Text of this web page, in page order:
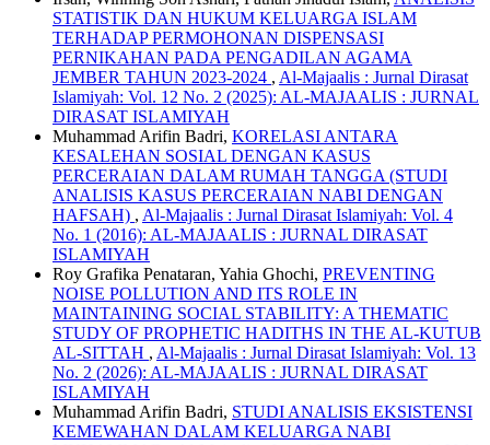
STATISTIK DAN HUKUM KELUARGA ISLAM
TERHADAP PERMOHONAN DISPENSASI
PERNIKAHAN PADA PENGADILAN AGAMA
JEMBER TAHUN 2023-2024 , Al-Majaalis : Jurnal Dirasat
Islamiyah: Vol. 12 No. 2 (2025): AL-MAJAALIS : JURNAL
DIRASAT ISLAMIYAH
Muhammad Arifin Badri, KORELASI ANTARA
KESALEHAN SOSIAL DENGAN KASUS
PERCERAIAN DALAM RUMAH TANGGA (STUDI
ANALISIS KASUS PERCERAIAN NABI DENGAN
HAFSAH) , Al-Majaalis : Jurnal Dirasat Islamiyah: Vol. 4
No. 1 (2016): AL-MAJAALIS : JURNAL DIRASAT
ISLAMIYAH
Roy Grafika Penataran, Yahia Ghochi, PREVENTING
NOISE POLLUTION AND ITS ROLE IN
MAINTAINING SOCIAL STABILITY: A THEMATIC
STUDY OF PROPHETIC HADITHS IN THE AL-KUTUB
AL-SITTAH , Al-Majaalis : Jurnal Dirasat Islamiyah: Vol. 13
No. 2 (2026): AL-MAJAALIS : JURNAL DIRASAT
ISLAMIYAH
Muhammad Arifin Badri, STUDI ANALISIS EKSISTENSI
KEMEWAHAN DALAM KELUARGA NABI